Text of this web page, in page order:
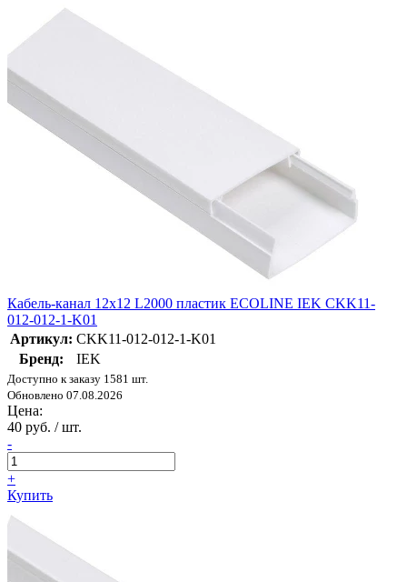
Кабель-канал 12х12 L2000 пластик ECOLINE IEK CKK11-
012-012-1-K01
Артикул: CKK11-012-012-1-K01
Бренд:
IEK
Доступно к заказу 1581 шт.
Обновлено 07.08.2026
Цена:
40 руб. / шт.
-
+
Купить